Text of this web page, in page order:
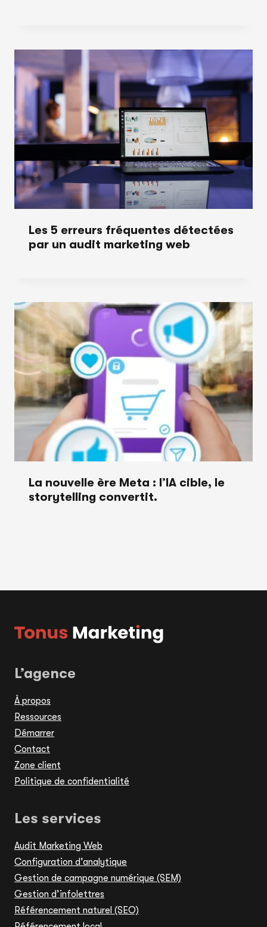
Les 5 erreurs fréquentes détectées
par un audit marketing web
La nouvelle ère Meta : l’IA cible, le
storytelling convertit.
L’agence
À propos
Ressources
Démarrer
Contact
Zone client
Politique de confidentialité
Les services
Audit Marketing Web
Configuration d’analytique
Gestion de campagne numérique (SEM)
Gestion d’infolettres
Référencement naturel (SEO)